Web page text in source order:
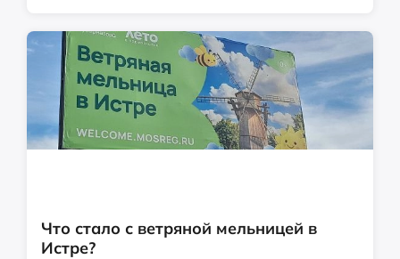
Что стало с ветряной мельницей в
Истре?